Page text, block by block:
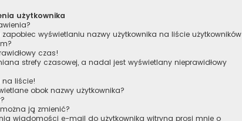
użytkownika
wyświetlaniu nazwy użytkownika na liście użytkowników
czas!
strefy czasowej, a nadal jest wyświetlany nieprawidłowy
na liście!
obok nazwy użytkownika?
ją zmienić?
wiadomości e-mail do użytkownika witryna prosi mnie o